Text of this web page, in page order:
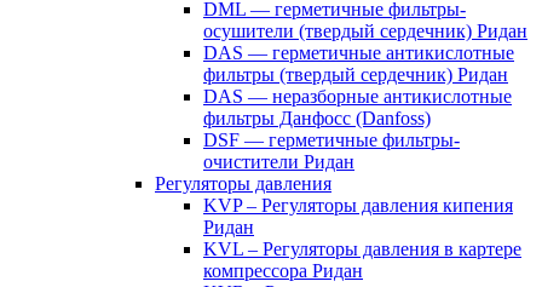
DML — герметичные фильтры-
осушители (твердый сердечник) Ридан
DAS — герметичные антикислотные
фильтры (твердый сердечник) Ридан
DAS — неразборные антикислотные
фильтры Данфосс (Danfoss)
DSF — герметичные фильтры-
очистители Ридан
Регуляторы давления
KVP – Регуляторы давления кипения
Ридан
KVL – Регуляторы давления в картере
компрессора Ридан